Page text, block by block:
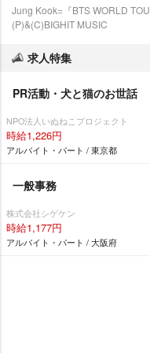
Jung Kook=『BTS WORLD
(P)&(C)BIGHIT MUSIC
求人特集
PR活動・犬と猫のお世話
NPO法人いぬねこプロジェクト
時給1,226円
アルバイト・パート / 東京都
一般事務
株式会社シゲケン
時給1,177円
アルバイト・パート / 大阪府